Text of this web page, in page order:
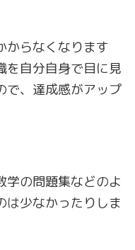
からなくなります
を自分自身で目に見
で、達成感がアップ
学の問題集などのよ
は少なかったりしま